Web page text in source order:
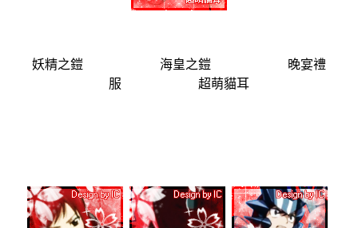
妖精之鎧 海皇之鎧 晚宴禮
服 超萌貓耳